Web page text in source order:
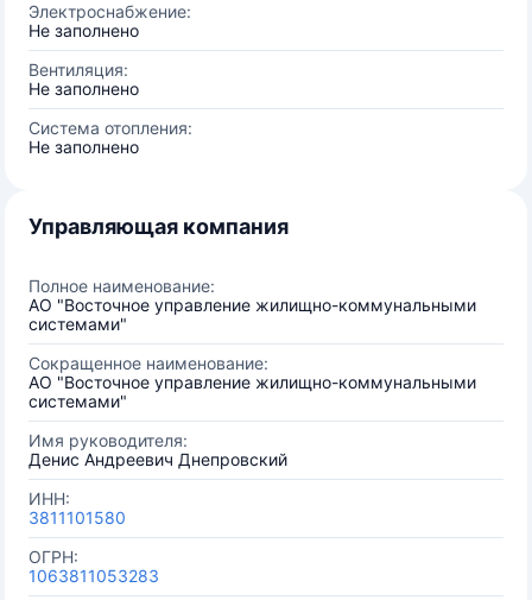
Электроснабжение:
Не заполнено
Вентиляция:
Не заполнено
Система отопления:
Не заполнено
Управляющая компания
Полное наименование:
АО "Восточное управление жилищно-коммунальными
системами"
Сокращенное наименование:
АО "Восточное управление жилищно-коммунальными
системами"
Имя руководителя:
Денис Андреевич Днепровский
ИНН:
3811101580
ОГРН:
1063811053283